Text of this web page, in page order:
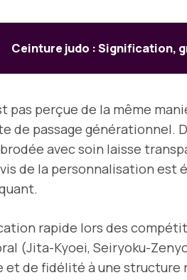
Ceinture judo : Signification,
pas perçue de la même
de passage
avec soin laisse
de la personnalisation
rapide lors des
(Jita-Kyoei, Seiryoku-
et de fidélité à une structure